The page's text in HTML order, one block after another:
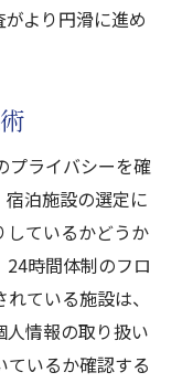
より円滑に進め
プライバシーを確
泊施設の選定に
しているかどうか
時間体制のフロ
ている施設は、
人情報の取り扱い
ているか確認する